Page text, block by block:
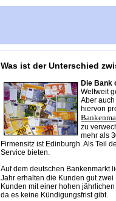
Was ist der Unterschied
Die Bank
Weltweit
Aber
hiervon
zu
mehr als
Firmensitz ist Edinburgh. Als Teil
Service bieten.
Auf dem deutschen Bankenmarkt
Jahr erhalten die Kunden gut
Kunden mit einer hohen
da es keine Kündigungsfrist gibt.